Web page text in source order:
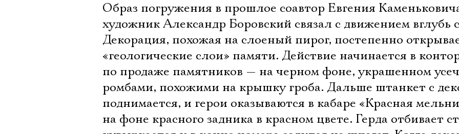
Образ погружения в прошлое соавтор Евгения
художник Александр Боровский связал с движением вглубь
Декорация, похожая на слоеный пирог, постепенно
«геологические слои» памяти. Действие начинается в
по продаже памятников — на черном фоне, украшенном
ромбами, похожими на крышку гроба. Дальше штанкет с
поднимается, и герои оказываются в кабаре «Красная
на фоне красного задника в красном цвете. Герда отбивает